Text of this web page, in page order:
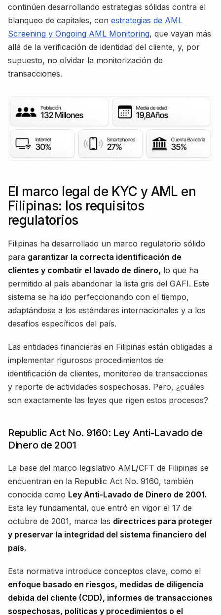
continúen desarrollando estrategias sólidas contra el
blanqueo de capitales, con estrategias de AML
Screening y Ongoing AML Monitoring, que vayan más
allá de la verificación de identidad del cliente, y, por
supuesto, no olvidar la monitorización de
transacciones.
El marco legal de KYC y AML en
Filipinas: los requisitos
regulatorios
Filipinas ha desarrollado un marco regulatorio sólido
para garantizar la correcta identificación de
clientes y combatir el lavado de dinero, lo que ha
permitido al país abandonar la lista gris del GAFI. Este
sistema se ha ido perfeccionando con el tiempo,
adaptándose a los estándares internacionales y a los
desafíos específicos del país.
Las entidades financieras en Filipinas están obligadas a
implementar rigurosos procedimientos de
identificación de clientes, monitoreo de transacciones
y reporte de actividades sospechosas. Pero, ¿cuáles
son exactamente las leyes que rigen estos procesos?
Republic Act No. 9160: Ley Anti-Lavado de
Dinero de 2001
La base del marco legislativo AML/CFT de Filipinas se
encuentran en la Republic Act No. 9160, también
conocida como Ley Anti-Lavado de Dinero de 2001.
Esta ley fundamental, que entró en vigor el 17 de
octubre de 2001, marca las directrices para proteger
y preservar la integridad del sistema financiero del
país.
Esta normativa introduce conceptos clave, como el
enfoque basado en riesgos, medidas de diligencia
debida del cliente (CDD), informes de transacciones
sospechosas, políticas y procedimientos o el